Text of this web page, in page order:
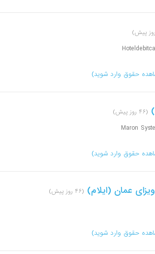
حقوق وارد شوید)
(۴۶ روز پیش)
حقوق وارد شوید)
عمان (ایلام) (۴۶ روز پیش)
حقوق وارد شوید)